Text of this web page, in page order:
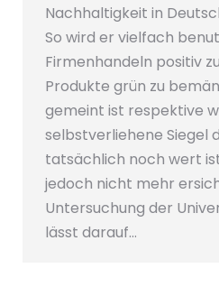
Nachhaltigkeit in
So wird er vielfach
Firmenhandeln positiv
Produkte grün zu
gemeint ist respektive
selbstverliehene Siegel
tatsächlich noch wert
jedoch nicht mehr
Untersuchung der
lässt darauf…